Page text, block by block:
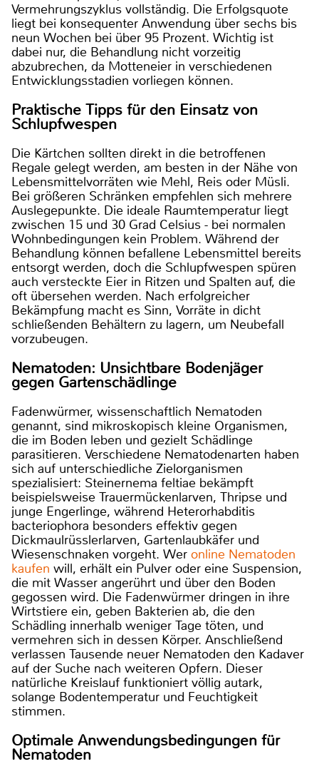
Vermehrungszyklus vollständig. Die Erfolgsquote
liegt bei konsequenter Anwendung über sechs bis
neun Wochen bei über 95 Prozent. Wichtig ist
dabei nur, die Behandlung nicht vorzeitig
abzubrechen, da Motteneier in verschiedenen
Entwicklungsstadien vorliegen können.
Praktische Tipps für den Einsatz von
Schlupfwespen
Die Kärtchen sollten direkt in die betroffenen
Regale gelegt werden, am besten in der Nähe von
Lebensmittelvorräten wie Mehl, Reis oder Müsli.
Bei größeren Schränken empfehlen sich mehrere
Auslegepunkte. Die ideale Raumtemperatur liegt
zwischen 15 und 30 Grad Celsius - bei normalen
Wohnbedingungen kein Problem. Während der
Behandlung können befallene Lebensmittel bereits
entsorgt werden, doch die Schlupfwespen spüren
auch versteckte Eier in Ritzen und Spalten auf, die
oft übersehen werden. Nach erfolgreicher
Bekämpfung macht es Sinn, Vorräte in dicht
schließenden Behältern zu lagern, um Neubefall
vorzubeugen.
Nematoden: Unsichtbare Bodenjäger
gegen Gartenschädlinge
Fadenwürmer, wissenschaftlich Nematoden
genannt, sind mikroskopisch kleine Organismen,
die im Boden leben und gezielt Schädlinge
parasitieren. Verschiedene Nematodenarten haben
sich auf unterschiedliche Zielorganismen
spezialisiert: Steinernema feltiae bekämpft
beispielsweise Trauermückenlarven, Thripse und
junge Engerlinge, während Heterorhabditis
bacteriophora besonders effektiv gegen
Dickmaulrüsslerlarven, Gartenlaubkäfer und
Wiesenschnaken vorgeht. Wer online Nematoden
kaufen will, erhält ein Pulver oder eine Suspension,
die mit Wasser angerührt und über den Boden
gegossen wird. Die Fadenwürmer dringen in ihre
Wirtstiere ein, geben Bakterien ab, die den
Schädling innerhalb weniger Tage töten, und
vermehren sich in dessen Körper. Anschließend
verlassen Tausende neuer Nematoden den Kadaver
auf der Suche nach weiteren Opfern. Dieser
natürliche Kreislauf funktioniert völlig autark,
solange Bodentemperatur und Feuchtigkeit
stimmen.
Optimale Anwendungsbedingungen für
Nematoden